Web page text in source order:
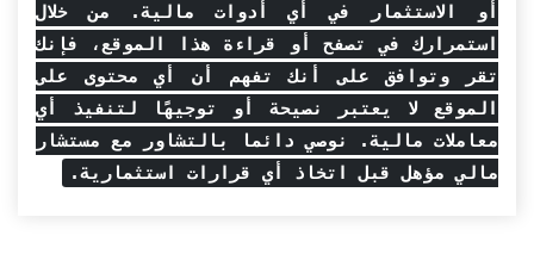
أو الاستثمار في أي أدوات مالية. من خلال
استمرارك في تصفح أو قراءة هذا الموقع، فإنك
تقر وتوافق على أنك تفهم أن أي محتوى على
الموقع لا يعتبر نصيحة أو توجيهًا لتنفيذ أي
معاملات مالية. نوصي دائما بالتشاور مع مستشار
مالي مؤهل قبل اتخاذ أي قرارات استثمارية.